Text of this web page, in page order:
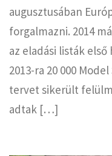
augusztusában
forgalmazni. 2014
az eladási listák
2013-ra 20 000
tervet sikerült
adtak […]